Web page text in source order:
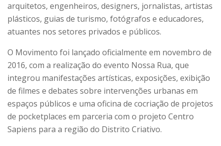
arquitetos, engenheiros, designers, jornalistas, artistas
plásticos, guias de turismo, fotógrafos e educadores,
atuantes nos setores privados e públicos.
O Movimento foi lançado oficialmente em novembro de
2016, com a realização do evento Nossa Rua, que
integrou manifestações artísticas, exposições, exibição
de filmes e debates sobre intervenções urbanas em
espaços públicos e uma oficina de cocriação de projetos
de pocketplaces em parceria com o projeto Centro
Sapiens para a região do Distrito Criativo.